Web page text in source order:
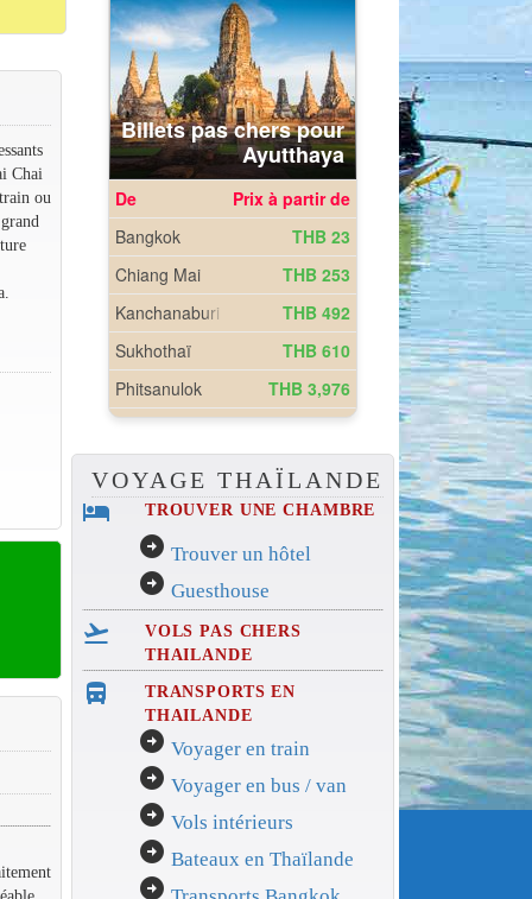
Chai
ou
VOYAGE THAÏLANDE
hotel TROUVER UNE CHAMBRE
arrow_circle_right Trouver un hôtel
arrow_circle_right Guesthouse
flight_takeoff
VOLS PAS CHERS
THAILANDE
directions_bus_filled
TRANSPORTS EN
THAILANDE
arrow_circle_right Voyager en train
arrow_circle_right Voyager en bus / van
arrow_circle_right Vols intérieurs
arrow_circle_right Bateaux en Thaïlande
arrow_circle_right